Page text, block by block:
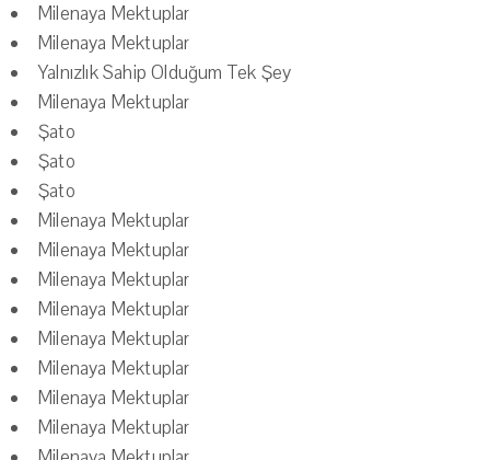
Milenaya Mektuplar
Milenaya Mektuplar
Yalnızlık Sahip Olduğum Tek Şey
Milenaya Mektuplar
Şato
Şato
Şato
Milenaya Mektuplar
Milenaya Mektuplar
Milenaya Mektuplar
Milenaya Mektuplar
Milenaya Mektuplar
Milenaya Mektuplar
Milenaya Mektuplar
Milenaya Mektuplar